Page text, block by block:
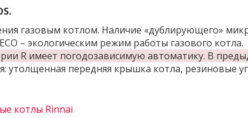
газовым котлом. Наличие «дублирующего»
– экологическим режим работы газового котла.
R имеет погодозависимую автоматику. В
утолщенная передняя крышка котла, резиновые
котлы Rinnai